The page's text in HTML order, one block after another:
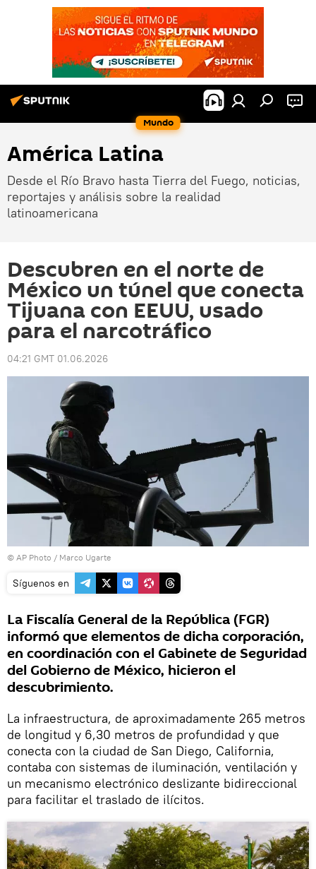
Mundo
América Latina
Desde el Río Bravo hasta Tierra del Fuego, noticias,
reportajes y análisis sobre la realidad
latinoamericana
Descubren en el norte de
México un túnel que conecta
Tijuana con EEUU, usado
para el narcotráfico
04:21 GMT 01.06.2026
© AP Photo / Marco Ugarte
Síguenos en
La Fiscalía General de la República (FGR)
informó que elementos de dicha corporación,
en coordinación con el Gabinete de Seguridad
del Gobierno de México, hicieron el
descubrimiento.
La infraestructura, de aproximadamente 265 metros
de longitud y 6,30 metros de profundidad y que
conecta con la ciudad de San Diego, California,
contaba con sistemas de iluminación, ventilación y
un mecanismo electrónico deslizante bidireccional
para facilitar el traslado de ilícitos.